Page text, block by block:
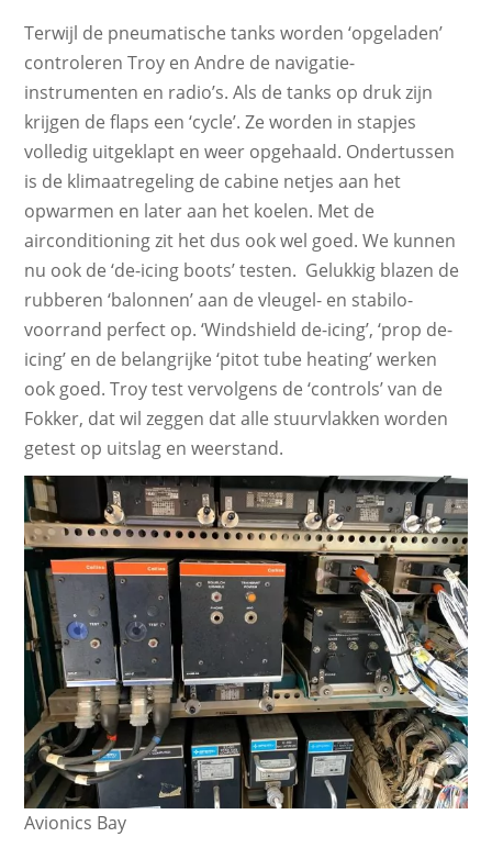
Terwijl de pneumatische tanks worden ‘opgeladen’
controleren Troy en Andre de navigatie-
instrumenten en radio’s. Als de tanks op druk zijn
krijgen de flaps een ‘cycle’. Ze worden in stapjes
volledig uitgeklapt en weer opgehaald. Ondertussen
is de klimaatregeling de cabine netjes aan het
opwarmen en later aan het koelen. Met de
airconditioning zit het dus ook wel goed. We kunnen
nu ook de ‘de-icing boots’ testen. Gelukkig blazen de
rubberen ‘balonnen’ aan de vleugel- en stabilo-
voorrand perfect op. ‘Windshield de-icing’, ‘prop de-
icing’ en de belangrijke ‘pitot tube heating’ werken
ook goed. Troy test vervolgens de ‘controls’ van de
Fokker, dat wil zeggen dat alle stuurvlakken worden
getest op uitslag en weerstand.
Avionics Bay